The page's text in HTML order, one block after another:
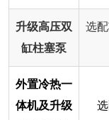
升级高压双
缸柱塞泵
选
外置冷热一
体机及升级